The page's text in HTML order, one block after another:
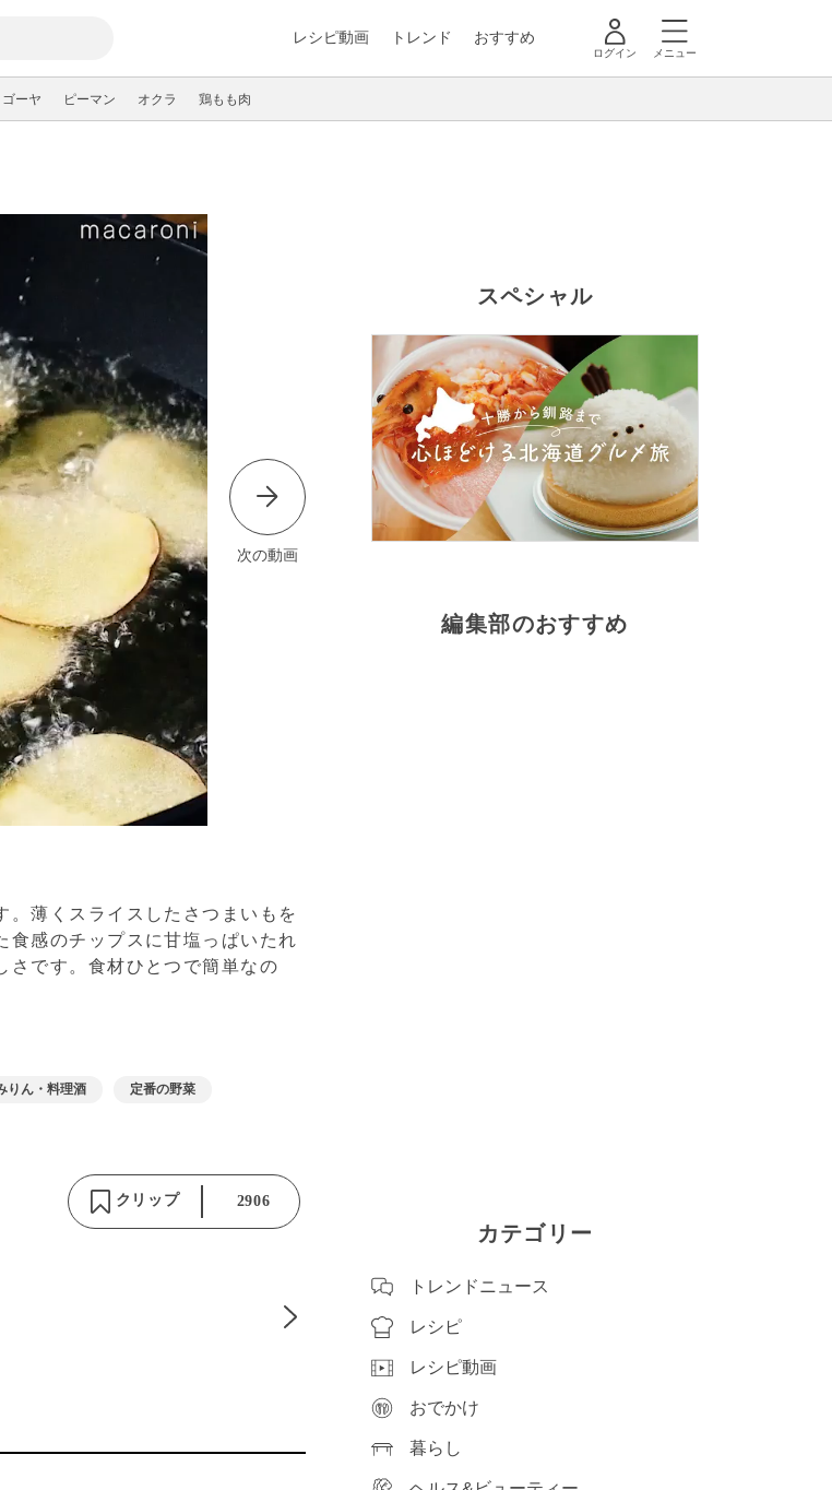
レシピ動画 トレンド おすすめ
ログイン メニュー
ゴーヤ ピーマン オクラ 鶏もも肉
次の動画
。薄くスライスしたさつまいもを
食感のチップスに甘塩っぱいたれ
さです。食材ひとつで簡単なの
りん・料理酒 定番の野菜
クリップ 2906
スペシャル
編集部のおすすめ
カテゴリー
トレンドニュース
レシピ
レシピ動画
おでかけ
暮らし